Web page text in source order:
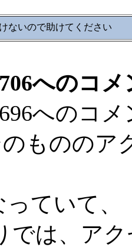
ないので助けてください
へのコメ
へのコメ
もののア
ていて、
では、ア